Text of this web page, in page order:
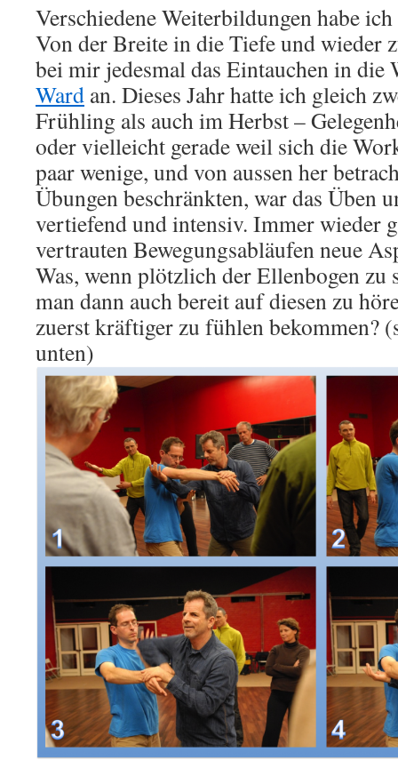
Verschiedene Weiterbildungen habe
Von der Breite in die Tiefe und
bei mir jedesmal das Eintauchen in
Ward an. Dieses Jahr hatte ich gleich
Frühling als auch im Herbst –
oder vielleicht gerade weil sich die
paar wenige, und von aussen her
Übungen beschränkten, war das Üben
vertiefend und intensiv. Immer wieder
vertrauten Bewegungsabläufen neue
Was, wenn plötzlich der Ellenbogen zu
man dann auch bereit auf diesen zu
zuerst kräftiger zu fühlen bekommen?
unten)